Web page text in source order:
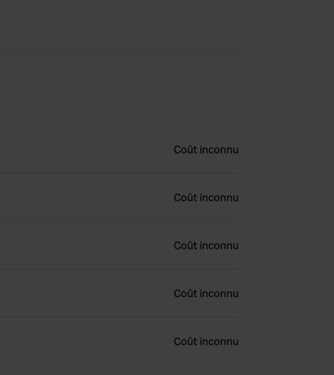
Coût inconnu
Coût inconnu
Coût inconnu
Coût inconnu
Coût inconnu